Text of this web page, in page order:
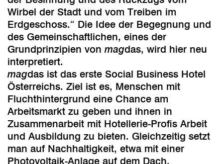
Wirbel der Stadt und vom Treiben im
Erdgeschoss.“ Die Idee der Begegnung und
des Gemeinschaftlichen, eines der
Grundprinzipien von magdas, wird hier neu
interpretiert.
magdas ist das erste Social Business Hotel
Österreichs. Ziel ist es, Menschen mit
Fluchthintergrund eine Chance am
Arbeitsmarkt zu geben und ihnen in
Zusammenarbeit mit Hotellerie-Profis Arbeit
und Ausbildung zu bieten. Gleichzeitig setzt
man auf Nachhaltigkeit, etwa mit einer
Photovoltaik-Anlage auf dem Dach,